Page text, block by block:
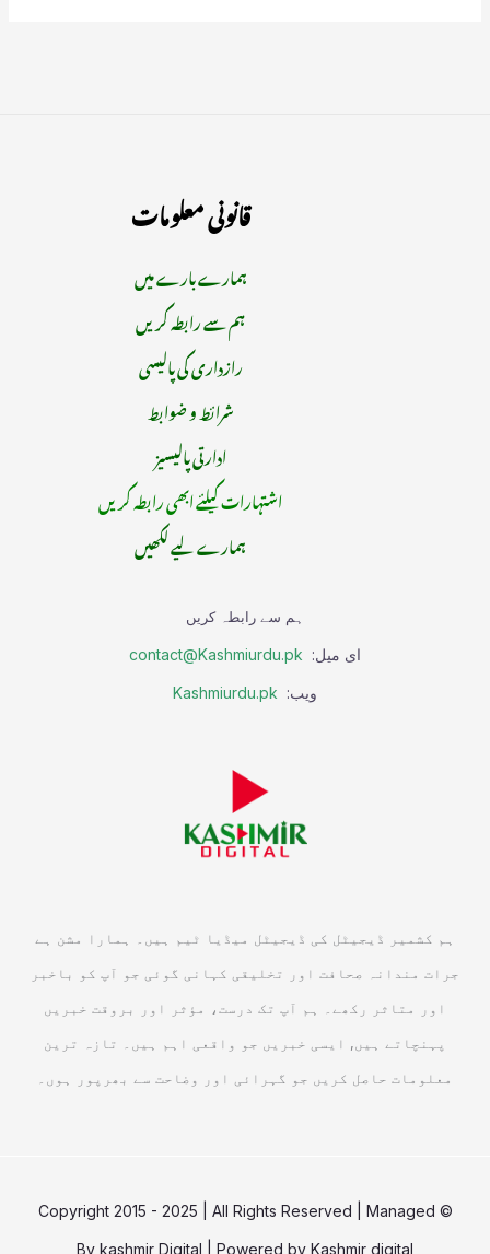
قانونی معلومات
ہمارے بارے میں
ہم سے رابطہ کریں
رازداری کی پالیسی
شرائط و ضوابط
ادارتی پالیسیز
اشتہارات کیلئے ابھی رابطہ کریں
ہمارے لیے لکھیں
ہم سے رابطہ کریں
ای میل: contact@Kashmiurdu.pk
ویب: Kashmiurdu.pk
ہم کشمیر ڈیجیٹل کی ڈیجیٹل میڈیا ٹیم ہیں۔ ہمارا مشن ہے
جرات مندانہ صحافت اور تخلیقی کہانی گوئی جو آپ کو باخبر
اور متاثر رکھے۔ ہم آپ تک درست، مؤثر اور بروقت خبریں
پہنچاتے ہیں, ایسی خبریں جو واقعی اہم ہیں۔ تازہ ترین
معلومات حاصل کریں جو گہرائی اور وضاحت سے بھرپور ہوں۔
© Copyright 2015 - 2025 | All Rights Reserved | Managed
By kashmir Digital | Powered by Kashmir digital